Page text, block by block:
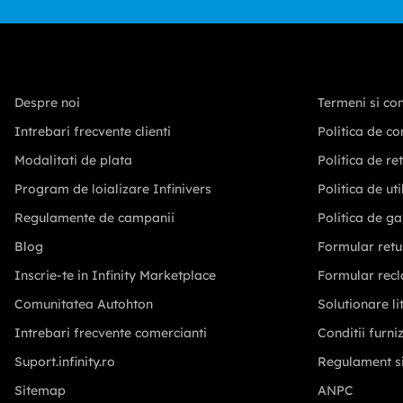
Despre noi
Intrebari frecvente clienti
Modalitati de plata
Program de loializare Infinivers
Regulamente de campanii
Blog
Inscrie-te in Infinity Marketplace
Comunitatea Autohton
Intrebari frecvente comercianti
Suport.infinity.ro
Sitemap
Termeni si
Politica de
Politica de
Politica de
Politica de
Formular
Formular
Solutionare
Conditii
Regulament
ANPC